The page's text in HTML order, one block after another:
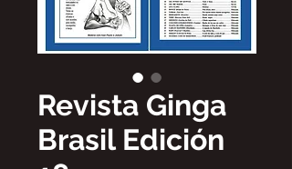
Revista Ginga
Brasil Edición